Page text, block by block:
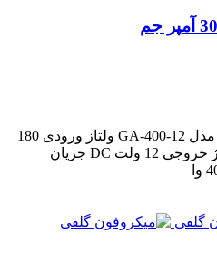
خرید آداپتور 30 آمپر مدل GEM مدل GA-400-12 ولتاز ورودی 180
تا 240 ولت AC برق شهری ولتاژ خروجی 12 ولت DC جریان